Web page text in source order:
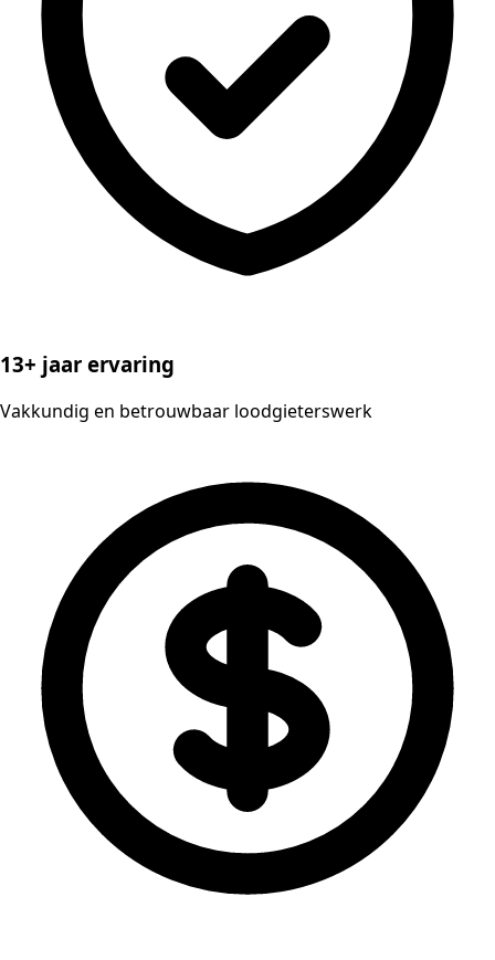
13+ jaar ervaring
Vakkundig en betrouwbaar loodgieterswerk